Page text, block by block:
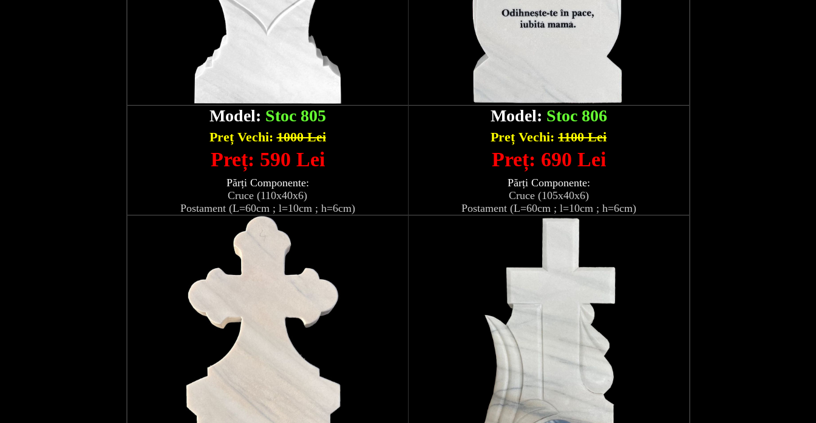
Model: Stoc 805
Preț Vechi:1000 Lei
Preț: 590 Lei
Părți Componente:
Cruce (110x40x6)
Postament (L=60cm ; l=10cm ; h=6cm)
Model: Stoc 806
Preț Vechi: 1100 Lei
Preț: 690 Lei
Părți Componente:
Cruce (105x40x6)
Postament (L=60cm ; l=10cm ; h=6cm)